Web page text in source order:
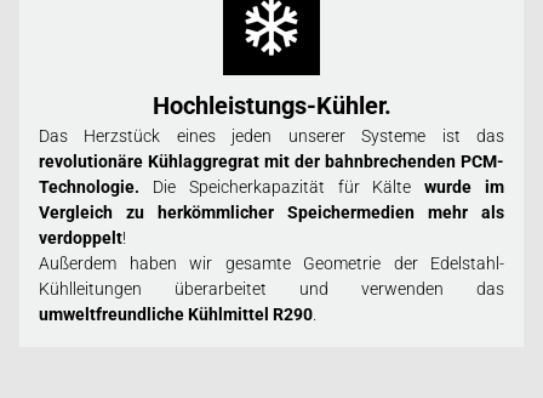
Hochleistungs-Kühler.
Das Herzstück eines jeden unserer Systeme ist das
revolutionäre Kühlaggregrat mit der bahnbrechenden PCM-
Technologie. Die Speicherkapazität für Kältewurde im
Vergleich zu herkömmlicher Speichermedien mehr als
verdoppelt!
Außerdem haben wir gesamte Geometrie der Edelstahl-
Kühlleitungen überarbeitet und verwenden das
umweltfreundliche Kühlmittel R290.